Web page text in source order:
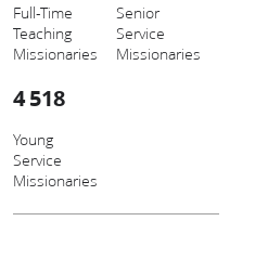
Full-Time
Teaching
Missionaries
Senior
Service
Missionaries
4 518
Young
Service
Missionaries